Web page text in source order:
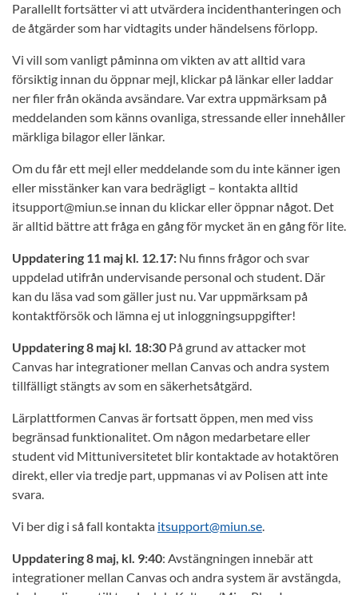
Parallellt fortsätter vi att utvärdera incidenthanteringen och
de åtgärder som har vidtagits under händelsens förlopp.
Vi vill som vanligt påminna om vikten av att alltid vara
försiktig innan du öppnar mejl, klickar på länkar eller laddar
ner filer från okända avsändare. Var extra uppmärksam på
meddelanden som känns ovanliga, stressande eller innehåller
märkliga bilagor eller länkar.
Om du får ett mejl eller meddelande som du inte känner igen
eller misstänker kan vara bedrägligt – kontakta alltid
itsupport@miun.se innan du klickar eller öppnar något. Det
är alltid bättre att fråga en gång för mycket än en gång för lite.
Uppdatering 11 maj kl. 12.17: Nu finns frågor och svar
uppdelad utifrån undervisande personal och student. Där
kan du läsa vad som gäller just nu. Var uppmärksam på
kontaktförsök och lämna ej ut inloggningsuppgifter!
Uppdatering 8 maj kl. 18:30 På grund av attacker mot
Canvas har integrationer mellan Canvas och andra system
tillfälligt stängts av som en säkerhetsåtgärd.
Lärplattformen Canvas är fortsatt öppen, men med viss
begränsad funktionalitet. Om någon medarbetare eller
student vid Mittuniversitetet blir kontaktade av hotaktören
direkt, eller via tredje part, uppmanas vi av Polisen att inte
svara.
Vi ber dig i så fall kontakta itsupport@miun.se.
Uppdatering 8 maj, kl. 9:40: Avstängningen innebär att
integrationer mellan Canvas och andra system är avstängda,